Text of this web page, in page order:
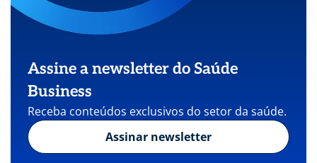
Assine a newsletter do Saúde
Business
Receba conteúdos exclusivos do setor da saúde.
Assinar newsletter